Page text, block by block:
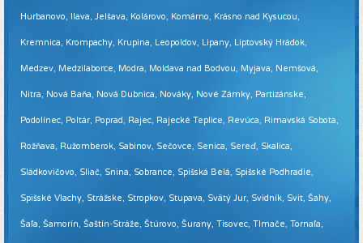
Hurbanovo, Ilava, Jelšava, Kolárovo, Komárno, Krásno nad Kysucou,
Kremnica, Krompachy, Krupina, Leopoldov, Lipany, Liptovský Hrádok,
Medzev, Medzilaborce, Modra, Moldava nad Bodvou, Myjava, Nemšová,
Nitra, Nová Baňa, Nová Dubnica, Nováky, Nové Zámky, Partizánske,
Podolínec, Poltár, Poprad, Rajec, Rajecké Teplice, Revúca, Rimavská Sobota,
Rožňava, Ružomberok, Sabinov, Sečovce, Senica, Sereď, Skalica,
Sládkovičovo, Sliač, Snina, Sobrance, Spišská Belá, Spišské Podhradie,
Spišské Vlachy, Strážske, Stropkov, Stupava, Svätý Jur, Svidník, Svit, Šahy,
Šaľa, Šamorín, Šaštín-Stráže, Štúrovo, Šurany, Tisovec, Tlmače, Tornaľa,